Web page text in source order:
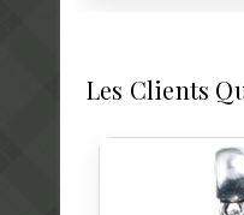
Les Clients